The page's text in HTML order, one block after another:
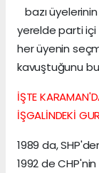
bazı
yerelde parti içi
her üyenin
kavuştuğunu
İŞTE
İŞGALİNDEKİ
1989 da,
1992 de